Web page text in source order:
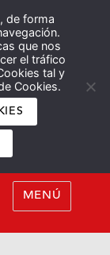
de forma
que nos
el tráfico
tal y
Cookies.
English
MENÚ